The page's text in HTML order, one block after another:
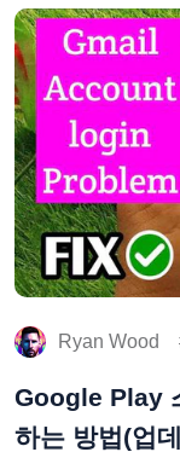
Ryan Wood
Google Play
하는 방법(업